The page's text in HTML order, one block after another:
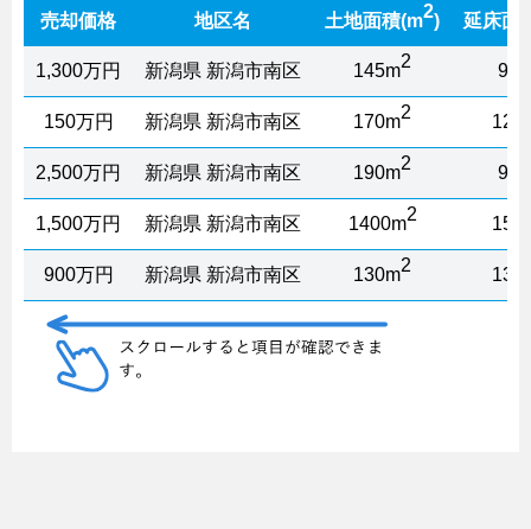
売却価格 地区名 土地面積(m2) 延床面
1,300万円 新潟県 新潟市南区 145m2
150万円 新潟県 新潟市南区 170m2
2,500万円 新潟県 新潟市南区 190m2
1,500万円 新潟県 新潟市南区 1400m2
900万円 新潟県 新潟市南区 130m2